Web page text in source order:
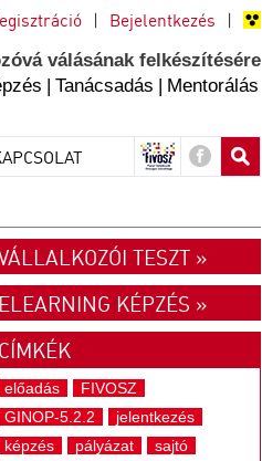
| Bejelentkezés |
válásának felkészítésére
| Tanácsadás | Mentorálás
TESZT »
ELEARNING KÉPZÉS »
CÍMKÉK
előadás
FIVOSZ
GINOP-5.2.2
jelentkezés
képzés
pályázat
sajtó